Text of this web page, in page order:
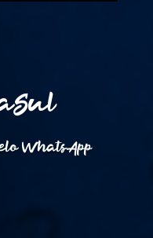
WhatsApp